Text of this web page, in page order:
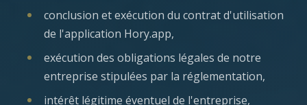
conclusion et exécution du contrat d'utilisation
de l'application Hory.app,
exécution des obligations légales de notre
entreprise stipulées par la réglementation,
intérêt légitime éventuel de l'entreprise,